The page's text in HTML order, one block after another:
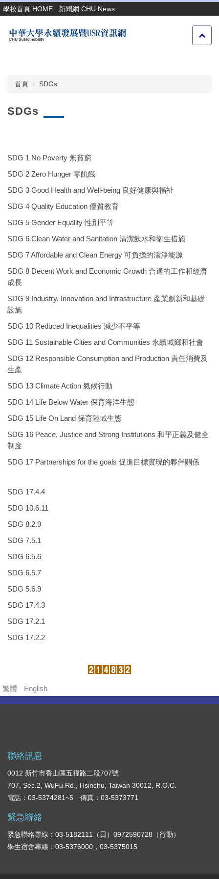
跳
到
要
學校首頁 HOME 新聞網 CHU News
首頁 SDGs
SDGs
SDG 1 No Poverty 無貧窮
SDG 2 Zero Hunger 零飢餓
SDG 3 Good Health and Well-being 良好健康與福祉
SDG 4 Quality Education 優質教育
SDG 5 Gender Equality 性別平等
SDG 6 Clean Water and Sanitation 清潔飲水和衛生措施
SDG 7 Affordable and Clean Energy 可負擔的潔淨能源
SDG 8 Decent Work and Economic Growth 合適的工作和經濟
成長
SDG 9 Industry, Innovation and Infrastructure 產業創新和基礎
設施
SDG 10 Reduced Inequalities 減少不平等
SDG 11 Sustainable Cities and Communities 永續城鄉和社會
SDG 12 Responsible Consumption and Production 責任消費及
生產
SDG 13 Climate Action 氣候行動
SDG 14 Life Below Water 保育海洋生態
SDG 15 Life On Land 保育陸域生態
SDG 16 Peace, Justice and Strong Institutions 和平正義及健全
制度
SDG 17 Partnerships for the goals 促進目標實現的夥伴關係
SDG 17.4.4
SDG 10.6.11
SDG 8.2.9
SDG 7.5.1
SDG 6.5.6
SDG 6.5.7
SDG 5.6.9
SDG 17.4.3
SDG 17.2.1
SDG 17.2.2
繁體 English
聯絡訊息
0012 新竹市香山區五福路二段707號
707, Sec.2, WuFu Rd., Hsinchu, Taiwan 30012, R.O.C.
電話：03-5374281~5 傳真：03-5373771
緊急聯絡
緊急聯絡專線：03-5182111（日）0972590728（行動）
學生宿舍專線：03-5376000，03-5375015